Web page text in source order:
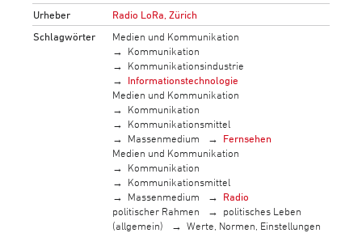
Urheber
Radio LoRa, Zürich
Schlagwörter
Medien und Kommunikation
Kommunikation
Kommunikationsindustrie
Informationstechnologie
Medien und Kommunikation
Kommunikation
Kommunikationsmittel
Massenmedium
Fernsehen
Medien und Kommunikation
Kommunikation
Kommunikationsmittel
Massenmedium
Radio
politischer Rahmen
politisches Leben
(allgemein)
Werte, Normen, Einstellungen